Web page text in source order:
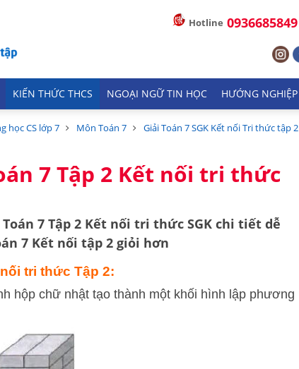
Hotline 0936685849
KIẾN THỨC THCS NGOẠI NGỮ TIN HỌC HƯỚNG NGHIỆP
học CS lớp 7 Môn Toán 7
Giải Toán 7 SGK Kết nối Tri thức tập 2
7 Tập 2 Kết nối tri thức
7 Tập 2 Kết nối tri thức SGK chi tiết dễ
7 Kết nối tập 2 giỏi hơn
tri thức Tập 2:
hộp chữ nhật tạo thành một khối hình lập phương